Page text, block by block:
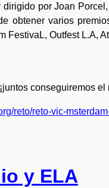
dirigido por Joan
obtener varios
FestivaL, Outfest L.A,
conseguiremos el
reto/reto-vic-
y ELA